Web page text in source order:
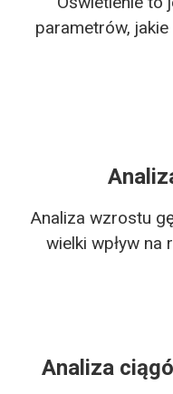
parametrów,
Analiza wzrostu
wielki wpływ na
Analiza